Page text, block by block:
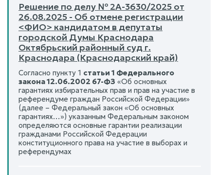
Решение по делу № 2А-3630/2025 от
26.08.2025 - Об отмене регистрации
<ФИО> кандидатом в депутаты
городской Думы Краснодара
Октябрьский районный суд г.
Краснодара (Краснодарский край)
Согласно пункту 1 статьи 1 Федерального
закона 12.06.2002 67-ФЗ «Об основных
гарантиях избирательных прав и прав на участие в
референдуме граждан Российской Федерации»
(далее – Федеральный закон «Об основных
гарантиях…») указанным Федеральным законом
определяются основные гарантии реализации
гражданами Российской Федерации
конституционного права на участие в выборах и
референдумах